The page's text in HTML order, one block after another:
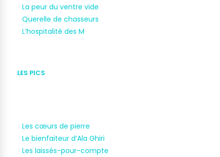
La peur du ventre vide
Querelle de chasseurs
L’hospitalité des M
LES PICS
Les cœurs de pierre
Le bienfaiteur d’Ala Ghiri
Les laissés-pour-compte